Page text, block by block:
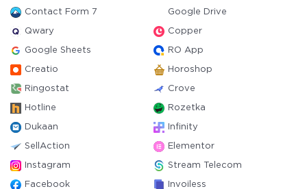
Contact Form 7 Google Drive
Qwary Copper
Google Sheets RO App
Creatio Horoshop
Ringostat Crove
Hotline Rozetka
Dukaan Infinity
SellAction Elementor
Instagram Stream Telecom
Facebook Invoiless